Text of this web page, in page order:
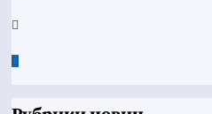
Twitter
Google